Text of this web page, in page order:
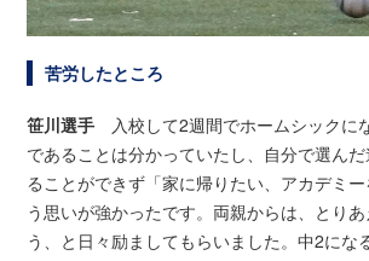
苦労したところ
笹川選手
入校して2週間でホームシックに
であることは分かっていたし、自分で選ん
ることができず「家に帰りたい、アカデミ
う思いが強かったです。両親からは、とり
う、と日々励ましてもらいました。中2にな